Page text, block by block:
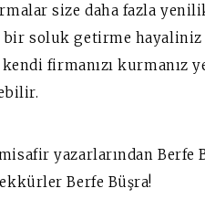
size daha fazla
bir soluk getirme
firmanızı kurmanız
yazarlarından Berfe
Berfe Büşra!